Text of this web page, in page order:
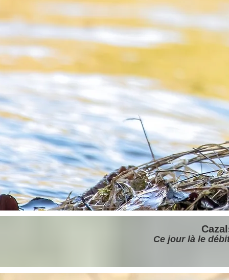
Ce jour là le